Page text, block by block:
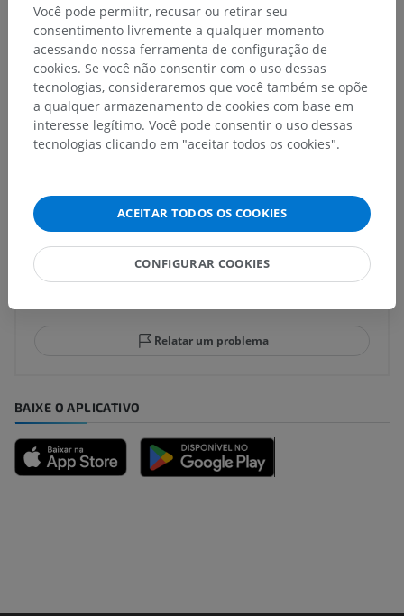
Tecido conectivo frouxo
Estruturas subjacentes:Não há nenhuma estrutura
subjacente para esta parte anatômica
Encontrou um erro?
Não hesite em nos sugerir uma correção, tradução ou
Relatar um problema
BAIXE O APLICATIVO
Você pode permiitr, recusar ou retirar seu
consentimento livremente a qualquer momento
acessando nossa ferramenta de configuração de
cookies. Se você não consentir com o uso dessas
tecnologias, consideraremos que você também se opõe
a qualquer armazenamento de cookies com base em
interesse legítimo. Você pode consentir o uso dessas
tecnologias clicando em "aceitar todos os cookies".
ACEITAR TODOS OS COOKIES
CONFIGURAR COOKIES